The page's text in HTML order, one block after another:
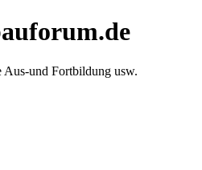
Aus-und Fortbildung usw.